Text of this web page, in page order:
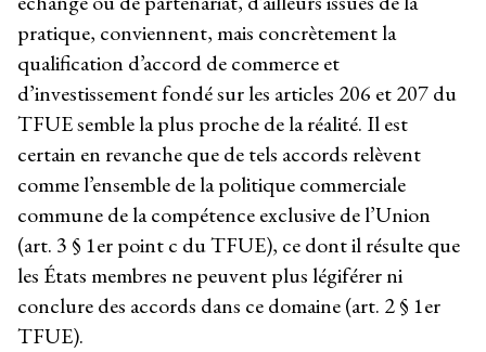
pratique, conviennent, mais concrètement la
qualification d’accord de commerce et
d’investissement fondé sur les articles 206 et 207 du
TFUE semble la plus proche de la réalité. Il est
certain en revanche que de tels accords relèvent
comme l’ensemble de la politique commerciale
commune de la compétence exclusive de l’Union
(art. 3 § 1erpoint c du TFUE), ce dont il résulte que
les États membres ne peuvent plus légiférer ni
conclure des accords dans ce domaine (art. 2 § 1er
TFUE).